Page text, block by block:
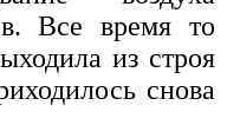
Все время то
из строя
снова